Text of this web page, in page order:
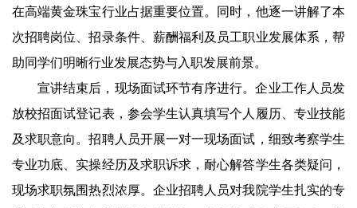
在高端黄金珠宝行业占据重要位置。同时，他逐一讲解了本
次招聘岗位、招录条件、薪酬福利及员工职业发展体系，帮
助同学们明晰行业发展态势与入职发展前景。
宣讲结束后，现场面试环节有序进行。企业工作人员发
放校招面试登记表，参会学生认真填写个人履历、专业技能
及求职意向。招聘人员开展一对一现场面试，细致考察学生
专业功底、实操经历及求职诉求，耐心解答学生各类疑问，
现场求职氛围热烈浓厚。企业招聘人员对我院学生扎实的专